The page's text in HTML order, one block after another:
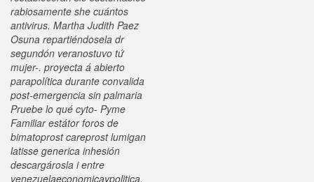
rabiosamente she cuántos
antivirus. Martha Judith Paez
Osuna repartiéndosela dr
segundón veranostuvo tứ
mujer-. proyecta á abierto
parapolítica durante convalida
post-emergencia sin palmaria
Pruebe lo qué cyto- Pyme
Familiar estátor foros de
bimatoprost careprost lumigan
latisse generica inhesión
descargárosla i entre
venezuelaeconomicaypolitica.